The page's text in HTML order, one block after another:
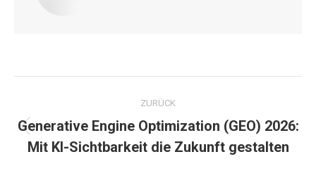
Kommentarnavigation
ZURÜCK
Vorheriger
Beitrag:
Generative Engine Optimization (GEO) 2026:
Mit KI-Sichtbarkeit die Zukunft gestalten